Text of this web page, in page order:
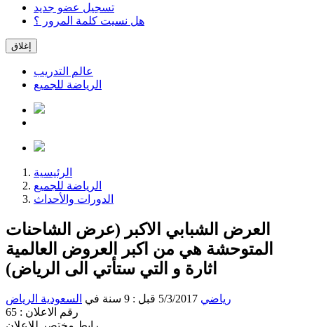
تسجيل عضو جديد
هل نسيت كلمة المرور ؟
إغلاق
عالم التدريب
الرياضة للجميع
الرئيسية
الرياضة للجميع
الدورات والأحداث
العرض الشبابي الاكبر (عرض الشاحنات
المتوحشة هي من اكبر العروض العالمية
اثارة و التي ستأتي الى الرياض)
رياضي 5/3/2017 قبل : 9 سنة في السعودية الرياض
رقم الاعلان : 65